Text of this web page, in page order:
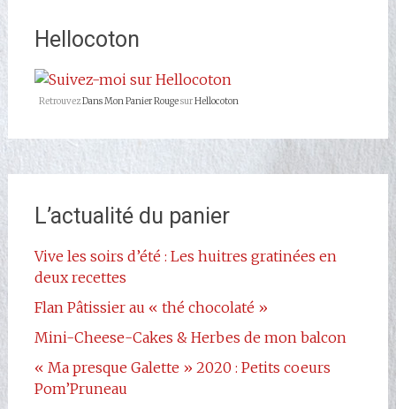
677523068993427/?
ref=br_rs
Facebook
Hellocoton
RetrouvezDans Mon Panier RougesurHellocoton
L’actualité du panier
Vive les soirs d’été : Les huitres gratinées en
deux recettes
Flan Pâtissier au « thé chocolaté »
Mini-Cheese-Cakes & Herbes de mon balcon
« Ma presque Galette » 2020 : Petits coeurs
Pom’Pruneau